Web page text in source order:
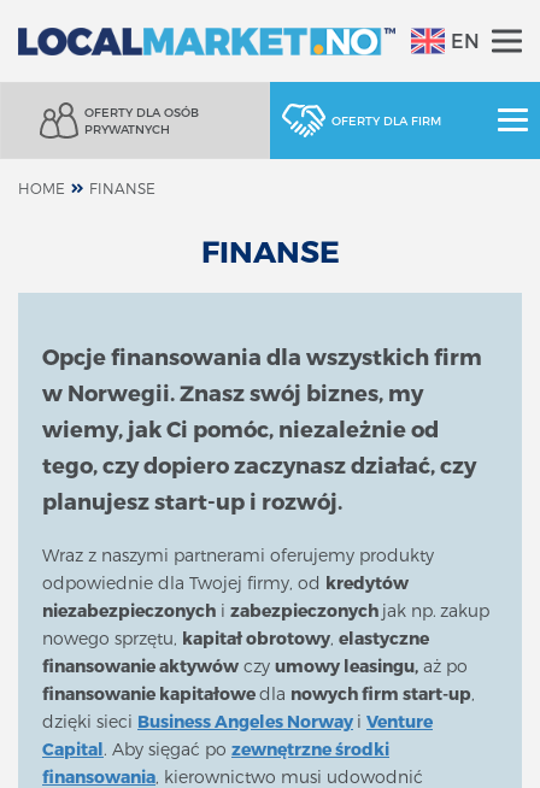
EN
OFERTY DLA OSÓB
PRYWATNYCH
OFERTY DLA FIRM
HOME FINANSE
FINANSE
Opcje finansowania dla wszystkich firm
w Norwegii. Znasz swój biznes, my
wiemy, jak Ci pomóc, niezależnie od
tego, czy dopiero zaczynasz działać, czy
planujesz start-up i rozwój.
Wraz z naszymi partnerami oferujemy produkty
odpowiednie dla Twojej firmy, od kredytów
niezabezpieczonych i zabezpieczonych jak np. zakup
nowego sprzętu, kapitał obrotowy, elastyczne
finansowanie aktywów czy umowy leasingu, aż po
finansowanie kapitałowedla nowych firm start-up,
dzięki sieci Business Angeles Norway i Venture
Capital. Aby sięgać po zewnętrzne środki
finansowania, kierownictwo musi udowodnić